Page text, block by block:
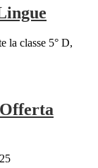
la classe 5° D,